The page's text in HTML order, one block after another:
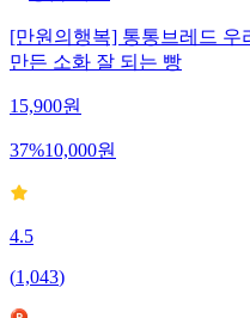
[만원의행복] 통통브레드 우
만든 소화 잘 되는 빵
15,900원
37%10,000원
4.5
(1,043)